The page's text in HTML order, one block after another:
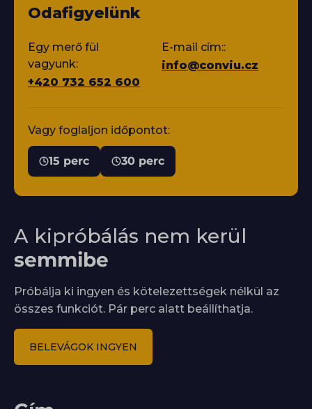
Odafigyelünk
Egy merő fül
vagyunk:
+420 732 652 600
E-mail cím::
info@conviu.cz
Vagy foglaljon időpontot:
15 perc 30 perc
A kipróbálás nem kerül
semmibe
Próbálja ki ingyen és kötelezettségek nélkül az
összes funkciót. Pár perc alatt beállíthatja.
BELEVÁGOK INGYEN